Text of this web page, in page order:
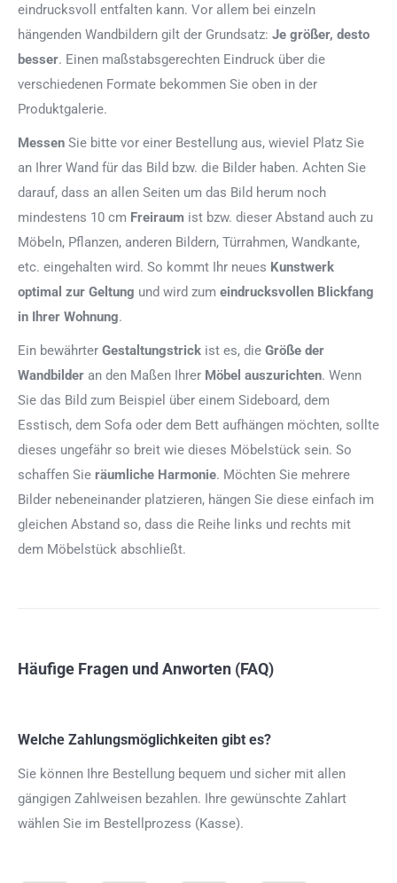
eindrucksvoll entfalten kann. Vor allem bei einzeln
hängenden Wandbildern gilt der Grundsatz: Je größer, desto
besser. Einen maßstabsgerechten Eindruck über die
verschiedenen Formate bekommen Sie oben in der
Produktgalerie.
Messen Sie bitte vor einer Bestellung aus, wieviel Platz Sie
an Ihrer Wand für das Bild bzw. die Bilder haben. Achten Sie
darauf, dass an allen Seiten um das Bild herum noch
mindestens 10 cm Freiraum ist bzw. dieser Abstand auch zu
Möbeln, Pflanzen, anderen Bildern, Türrahmen, Wandkante,
etc. eingehalten wird. So kommt Ihr neues Kunstwerk
optimal zur Geltung und wird zum eindrucksvollen Blickfang
in Ihrer Wohnung.
Ein bewährter Gestaltungstrick ist es, die Größe der
Wandbilder an den Maßen Ihrer Möbel auszurichten. Wenn
Sie das Bild zum Beispiel über einem Sideboard, dem
Esstisch, dem Sofa oder dem Bett aufhängen möchten, sollte
dieses ungefähr so breit wie dieses Möbelstück sein. So
schaffen Sie räumliche Harmonie. Möchten Sie mehrere
Bilder nebeneinander platzieren, hängen Sie diese einfach im
gleichen Abstand so, dass die Reihe links und rechts mit
dem Möbelstück abschließt.
Häufige Fragen und Anworten (FAQ)
Welche Zahlungsmöglichkeiten gibt es?
Sie können Ihre Bestellung bequem und sicher mit allen
gängigen Zahlweisen bezahlen. Ihre gewünschte Zahlart
wählen Sie im Bestellprozess (Kasse).